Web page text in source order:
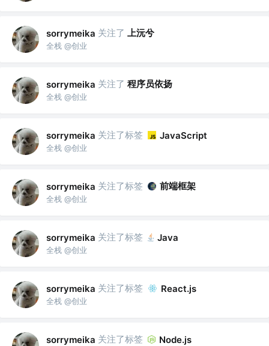
sorrymeika 关注了 上沅兮
全栈 @创业
sorrymeika 关注了 程序员依扬
全栈 @创业
sorrymeika 关注了标签 JavaScript
全栈 @创业
sorrymeika 关注了标签 前端框架
全栈 @创业
sorrymeika 关注了标签 Java
全栈 @创业
sorrymeika 关注了标签 React.js
全栈 @创业
sorrymeika 关注了标签 Node.js